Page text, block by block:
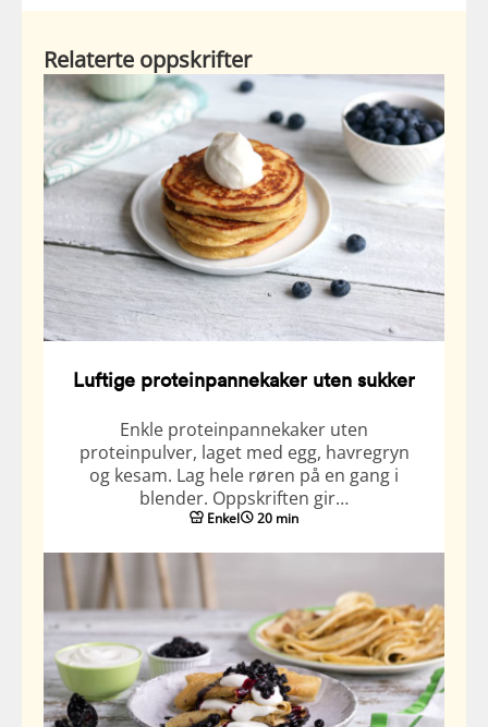
Relaterte oppskrifter
Luftige proteinpannekaker uten sukker
Enkle proteinpannekaker uten
proteinpulver, laget med egg, havregryn
og kesam. Lag hele røren på en gang i
blender. Oppskriften gir…
Enkel 20 min